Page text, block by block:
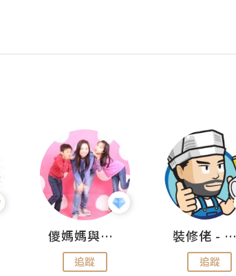
儍媽媽與兩隻小魔怪之家
追蹤
裝修佬 - 香港一站式網上裝修平台
追蹤